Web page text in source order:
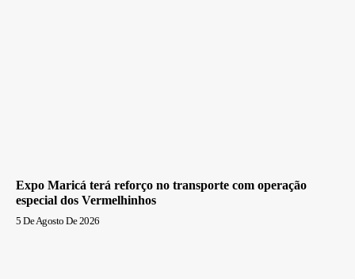
Expo Maricá terá reforço no transporte com operação
especial dos Vermelhinhos
5 De Agosto De 2026